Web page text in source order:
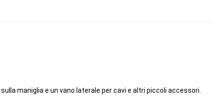
maniglia e un vano laterale per cavi e altri piccoli accessori.